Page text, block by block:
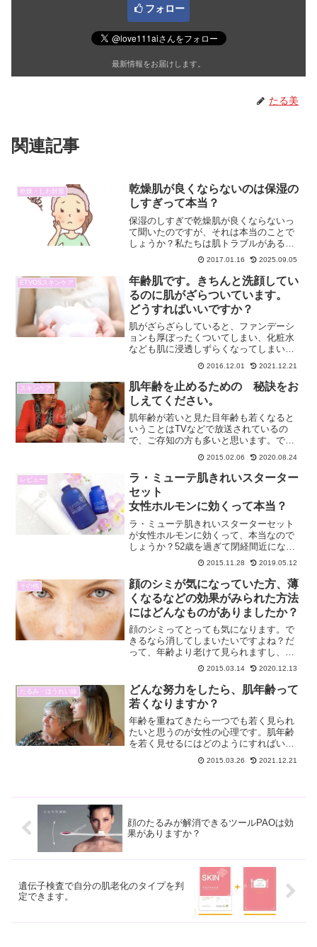
フォロー
最新情報をお届けします。
たる美
関連記事
乾燥・しわ対策
乾燥肌が良くならないのは保湿の
しすぎって本当？
保湿のしすぎで乾燥肌が良くならないっ
て聞いたのですが、それは本当のことで
しょうか？私たちは肌トラブルがある場
合は、まず第一に保湿を考えてきまし
た。それは、保湿が足りないことが原因
でいろいろな肌トラブルが起きているか
らです。極端な話、お肌の保...
2017.01.16 2025.09.05
ETVOSスキンケア
年齢肌です。きちんと洗顔してい
るのに肌がざらついています。
どうすればいいですか？
肌がざらざらしていると、ファンデーシ
ョンも厚ぼったくついてしまい、化粧水
なども肌に浸透しずらくなってしまいま
す。コンクリートのようなお肌のことで
す。肌に透明感がなくなり、くすんでし
まい余計に老けて見られるようになりま
す。朝と夜きちんと洗顔し...
2016.12.01 2021.12.21
スキンケア
肌年齢を止めるための 秘訣をお
しえてください。
肌年齢が若いと見た目年齢も若くなると
いうことはTVなどで放送されているの
で、ご存知の方も多いと思います。で
も、いったいどうやって肌年齢を若くす
ればいいのか、ご存知ですか？もう50代
後半にもなると、美容成分配合のスキン
ケアだけでは、自分の肌の...
2015.02.06 2020.08.24
レビュー
ラ・ミューテ肌きれいスターター
セット
女性ホルモンに効くって本当？
ラ・ミューテ肌きれいスターターセット
が女性ホルモンに効くって、本当なので
しょうか？52歳を過ぎて閉経間近になっ
た時に、ホルモンのバランスが崩れ顔中
吹き出物ができてしまいました。とても
汚く、外に出るのも恥ずかしいくらい嫌
でした。あるときにラ・...
2015.11.28 2019.05.12
その他
顔のシミが気になっていた方、薄
くなるなどの効果がみられた方法
にはどんなものがありましたか？
顔のシミってとっても気になります。で
きるなら消してしまいたいですよね？だ
って、年齢より老けて見られますし、シ
ミの部分だけ濃いので汚く見えますか
ら・・・。なにより、顔のシミだから人
と顔を合わせるときに必ず相手の目に入
るし、とっても憂鬱です。顔...
2015.03.14 2020.12.13
たるみ・ほうれい線
どんな努力をしたら、肌年齢って
若くなりますか？
年齢を重ねてきたら一つでも若く見られ
たいと思うのが女性の心理です。肌年齢
を若く見せるにはどのようにすればいい
でしょうか？生活習慣や食生活など肌年
齢を若々しく保つ５つのポイントを紹介
2015.03.26 2021.12.21
顔のたるみが解消できるツールPAOは効
果がありますか？
遺伝子検査で自分の肌老化のタイプを判
定できます。